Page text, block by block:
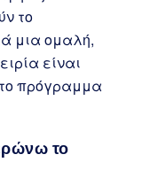
το
μια ομαλή,
είναι
πρόγραμμα
το